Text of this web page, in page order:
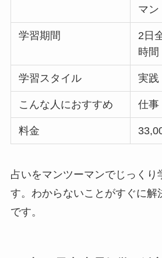
マン
学習期間
2日
時間
学習スタイル 実践
こんな人におすすめ 仕事
料金
占いをマンツーマンでじっくり
す。わからないことがすぐに解
です。